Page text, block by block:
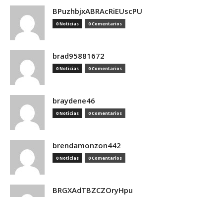
BPuzhbjxABRAcRiEUscPU
0 Noticias 0 Comentarios
brad95881672
0 Noticias 0 Comentarios
braydene46
0 Noticias 0 Comentarios
brendamonzon442
0 Noticias 0 Comentarios
BRGXAdTBZCZOryHpu